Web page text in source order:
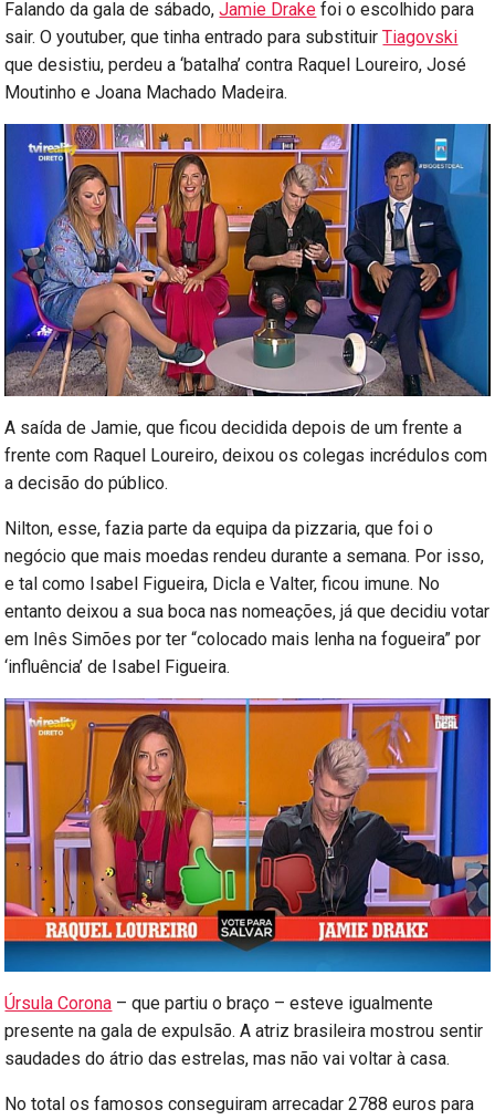
Falando da gala de sábado,Jamie Drake foi o escolhido para
sair. O youtuber, que tinha entrado para substituirTiagovski
que desistiu, perdeu a ‘batalha’ contra Raquel Loureiro, José
Moutinho e Joana Machado Madeira.
A saída de Jamie, que ficou decidida depois de um frente a
frente com Raquel Loureiro, deixou os colegas incrédulos com
a decisão do público.
Nilton, esse, fazia parte da equipa da pizzaria, que foi o
negócio que mais moedas rendeu durante a semana. Por isso,
e tal como Isabel Figueira, Dicla e Valter, ficou imune. No
entanto deixou a sua boca nas nomeações, já que decidiu votar
em Inês Simões por ter “colocado mais lenha na fogueira” por
‘influência’ de Isabel Figueira.
Úrsula Corona – que partiu o braço – esteve igualmente
presente na gala de expulsão. A atriz brasileira mostrou sentir
saudades do átrio das estrelas, mas não vai voltar à casa.
No total os famosos conseguiram arrecadar 2788 euros para